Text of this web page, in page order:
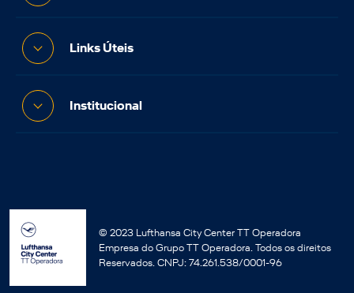
Links Úteis
Institucional
© 2023 Lufthansa City Center TT Operadora
Empresa do Grupo TT Operadora. Todos os direitos
Reservados. CNPJ: 74.261.538/0001-96